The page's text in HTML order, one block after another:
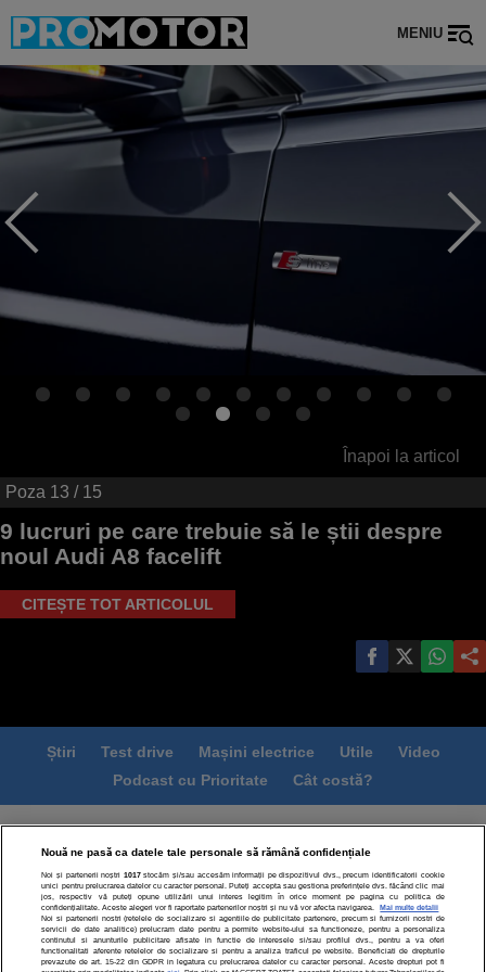
MENIU
Înapoi la articol
Poza 13 / 15
9 lucruri pe care trebuie să le știi despre
noul Audi A8 facelift
CITEȘTE TOT ARTICOLUL
Știri Test drive Mașini electrice Utile
Video
Podcast cu Prioritate
Cât costă?
Termeni si conditii
Politica de confidentialitate
Politica de cookies
Echipa editorială
Modifică Setările
Nouă ne pasă ca datele tale personale să rămână confidențiale
Noi și partenerii noștri 1017stocăm și/sau accesăm informații pe dispozitivul dvs., precum identificatorii cookie
unici pentru prelucrarea datelor cu caracter personal. Puteți accepta sau gestiona preferințele dvs. făcând clic mai
jos, respectiv vă puteți opune utilizării unui interes legitim în orice moment pe pagina cu politica de
confidențialitate. Aceste alegeri vor fi raportate partenerilor noștri și nu vă vor afecta navigarea.
Mai multe detalii
Noi si partenerii nostri (retelele de socializare si agentiile de publicitate partenere, precum si furnizorii nostri de
servicii de date analitice) prelucram date pentru a permite website-ului sa functioneze, pentru a personaliza
continutul si anunturile publicitare afisate in functie de interesele si/sau profilul dvs., pentru a va oferi
functionalitati aferente retelelor de socializare si pentru a analiza traficul pe website. Beneficiati de drepturile
prevazute de art. 15-22 din GDPR in legatura cu prelucrarea datelor cu caracter personal. Aceste drepturi pot fi